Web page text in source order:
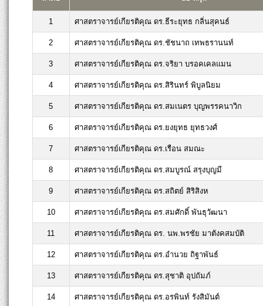
1 ศาสตราจารย์เกียรติคุณ ดร.ธีระยุทธ กลิ่นสุคนธ์
2 ศาสตราจารย์เกียรติคุณ ดร.ชัชนาถ เทพธรานนท์
3 ศาสตราจารย์เกียรติคุณ ดร.จริยา บรอคเคลแมน
4 ศาสตราจารย์เกียรติคุณ ดร.สิรินทร์ พิบูลนิยม
5 ศาสตราจารย์เกียรติคุณ ดร.สมเนตร บุญพรรคนาวิก
6 ศาสตราจารย์เกียรติคุณ ดร.ยงยุทธ ยุทธวงศ์
7 ศาสตราจารย์เกียรติคุณ ดร.เรือน สมณะ
8 ศาสตราจารย์เกียรติคุณ ดร.สมบูรณ์ สรุงบุญมี
9 ศาสตราจารย์เกียรติคุณ ดร.สถิตย์ สิริสิงห
10 ศาสตราจารย์เกียรติคุณ ดร.สมศักดิ์ พันธุวัฒนา
11 ศาสตราจารย์เกียรติคุณ ดร. นพ.พรชัย มาตังคสมบัติ
12 ศาสตราจารย์เกียรติคุณ ดร.อำนวย ถิฐาพันธ์
13 ศาสตราจารย์เกียรติคุณ ดร.สุชาติ อุปถัมภ์
14 ศาสตราจารย์เกียรติคุณ ดร.อรพินท์ รังสิมันต์